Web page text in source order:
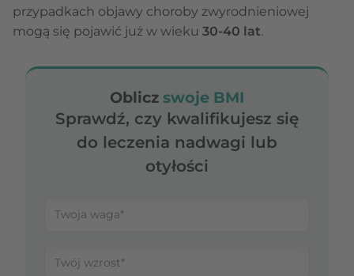
przypadkach objawy choroby zwyrodnieniowej
mogą się pojawić już w wieku 30-40 lat.
Oblicz swoje BMI
Sprawdź, czy kwalifikujesz się
do leczenia nadwagi lub
otyłości